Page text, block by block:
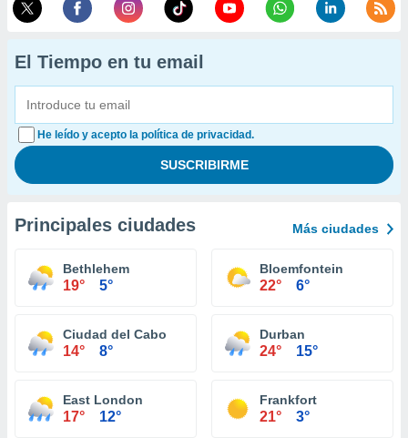
El Tiempo en tu email
He leído y acepto la política de privacidad.
Principales ciudades Más ciudades
Bethlehem
19° 5°
Bloemfontein
22° 6°
Ciudad del Cabo
14° 8°
Durban
24° 15°
East London
17° 12°
Frankfort
21° 3°